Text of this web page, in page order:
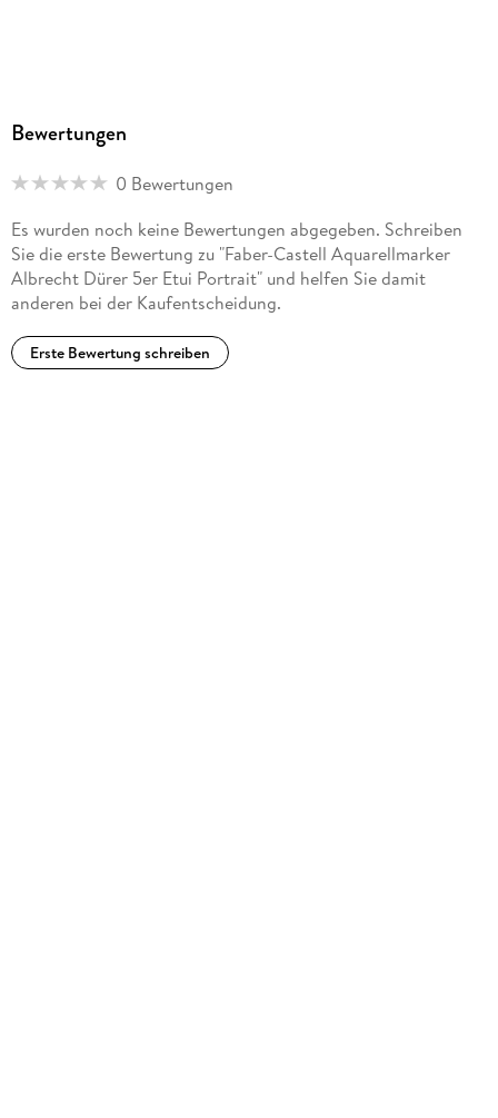
Bewertungen
0 Bewertungen
Es wurden noch keine Bewertungen abgegeben. Schreiben
Sie die erste Bewertung zu "Faber-Castell Aquarellmarker
Albrecht Dürer 5er Etui Portrait" und helfen Sie damit
anderen bei der Kaufentscheidung.
Erste Bewertung schreiben